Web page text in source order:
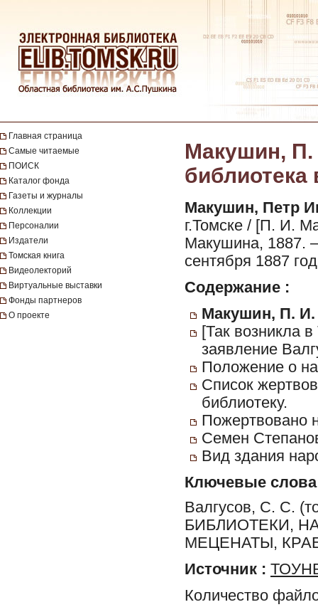
Главная страница
Самые читаемые
ПОИСК
Каталог фонда
Газеты и журналы
Коллекции
Персоналии
Издатели
Томская книга
Видеолекторий
Виртуальные выставки
Фонды партнеров
О проекте
Макушин, П.
библиотека
Макушин, Петр
г.Томске / [П. И.
Макушина, 1887.
сентября 1887
Содержание :
Макушин, П. И.
[Так возникла
заявление
Положение о
Список
библиотеку.
Пожертвовано
Семен
Вид здания
Ключевые слова
Валгусов, С. С.
БИБЛИОТЕКИ,
МЕЦЕНАТЫ,
Источник :
Количество